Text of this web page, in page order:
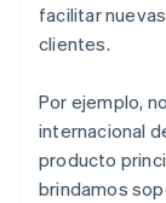
facilitar
clientes.
Por ejemplo,
internacional
producto
brindamos